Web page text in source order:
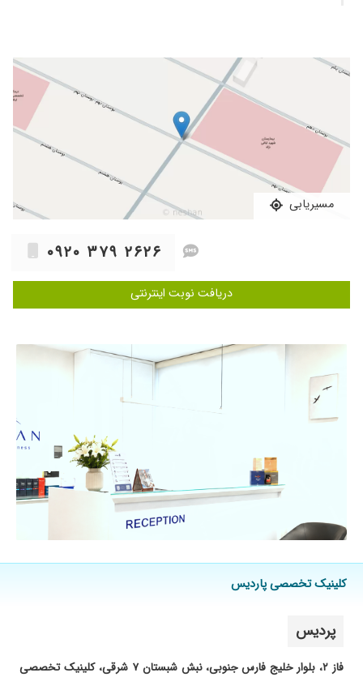
مسیریابی
۰۹۲۰ ۳۷۹ ۲۶۲۶
دریافت نوبت اینترنتی
کلینیک تخصصی پاردیس
پردیس
فاز ۲، بلوار خلیج فارس جنوبی، نبش شبستان ۷ شرقی، کلینیک تخصصی